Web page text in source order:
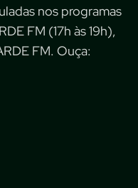
nos programas
FM (17h às 19h),
FM. Ouça: